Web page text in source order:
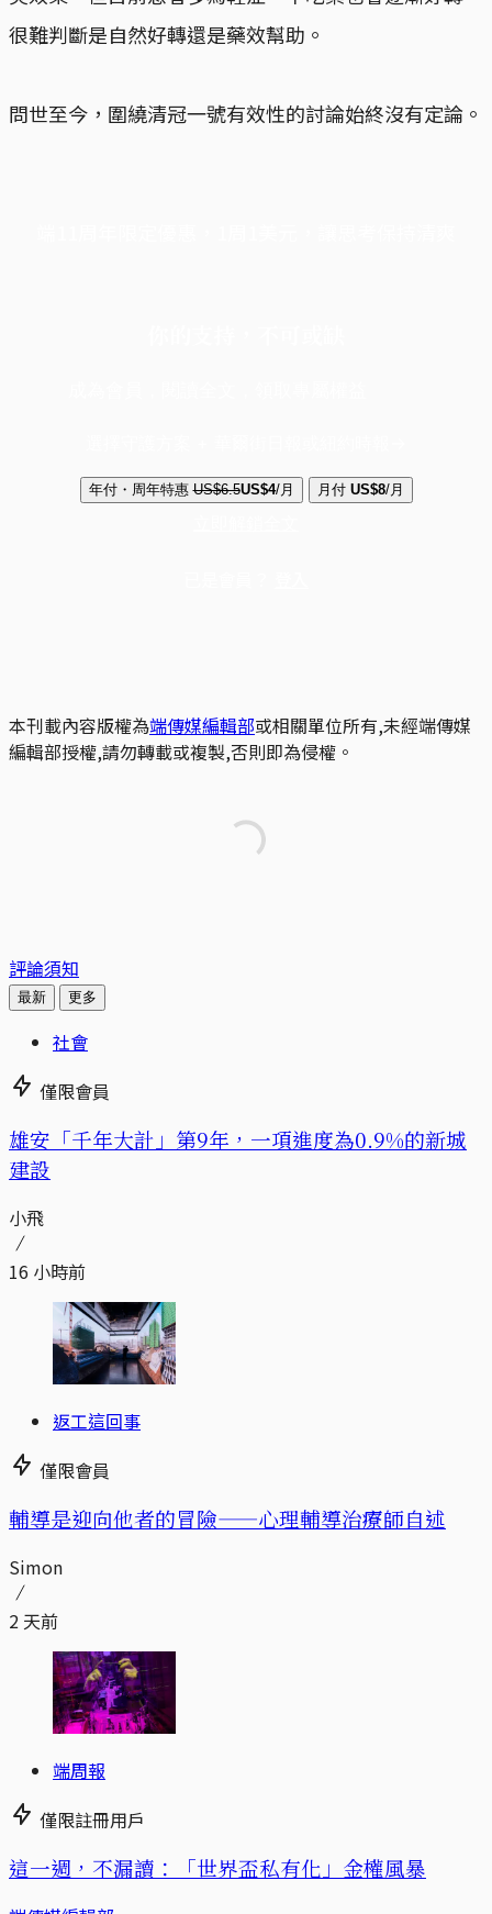
很難判斷是自然好轉還是藥效幫助。
問世至今，圍繞清冠一號有效性的討論始終沒有定論。
年付・周年特惠 US$6.5US$4/月 月付 US$8/月
本刊載內容版權為端傳媒編輯部或相關單位所有,未經端傳媒
編輯部授權,請勿轉載或複製,否則即為侵權。
評論須知
最新 更多
社會
僅限會員
​​雄安「千年大計」第9年，一項進度為0.9%的新城
建設
小飛
16 小時前
返工這回事
僅限會員
輔導是迎向他者的冒險——心理輔導治療師自述
Simon
2 天前
端周報
僅限註冊用戶
這一週，不漏讀：「世界盃私有化」金權風暴